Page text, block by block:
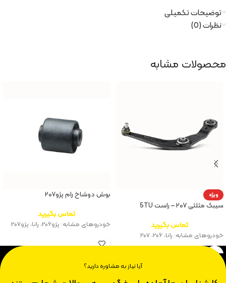
توضیحات تکمیلی
نظرات (0)
محصولات مشابه
ویژه
سیبک مثلثی ۲۰۷ – راست 5TU
تماس بگیرید
خودروهای مشابه: رانا، ۲۰۶، ۲۰۷
بوش دوشاخ رام پژو۲۰۷
تماس بگیرید
خودروهای مشابه: پژو۲۰۶، رانا، پژو۲۰۷
آیا نیاز به مشاوره دارید؟